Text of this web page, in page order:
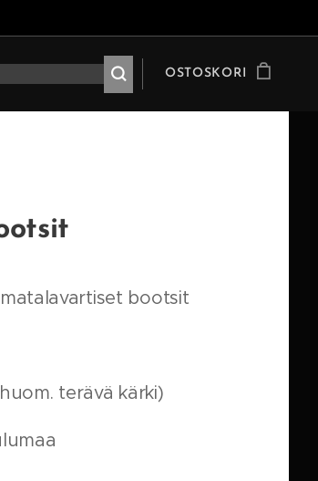
OSTOSKORI
bootsit
terävä kärki)